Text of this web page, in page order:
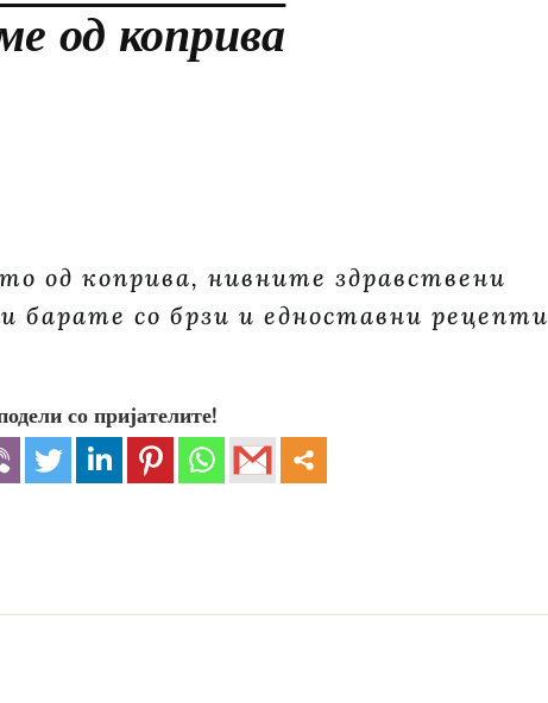
од коприва
од коприва, нивните здравствени
барате со брзи и едноставни рецепти
со пријателите!